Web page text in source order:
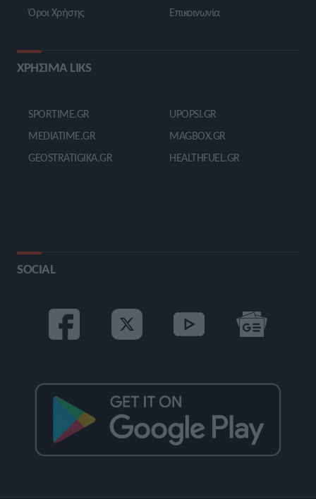
Όροι Χρήσης
Επικοινωνία
ΧΡΗΣΙΜΑ LIKS
SPORTIME.GR
MEDIATIME.GR
GEOSTRATIGIKA.GR
UPOPSI.GR
MAGBOX.GR
HEALTHFUEL.GR
SOCIAL